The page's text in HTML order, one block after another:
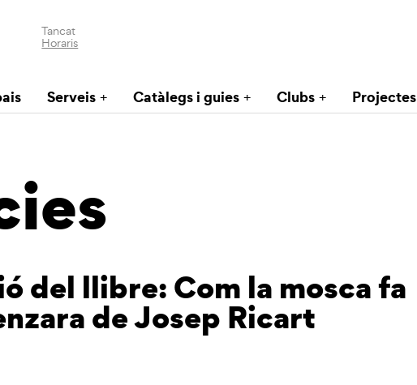
Tancat
Horaris
Serveis Catàlegs i guies Clubs Projectes
del llibre: Com la mosca fa
de Josep Ricart